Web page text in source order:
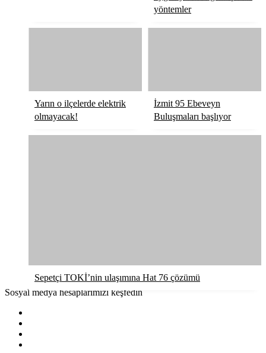
yöntemler
Yarın o ilçelerde elektrik
olmayacak!
İzmit 95 Ebeveyn
Buluşmaları başlıyor
Sepetçi TOKİ’nin ulaşımına Hat 76 çözümü
Sosyal medya hesaplarımızı keşfedin